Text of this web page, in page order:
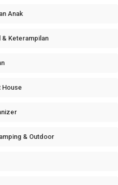
Anak
& Keterampilan
House
& Outdoor